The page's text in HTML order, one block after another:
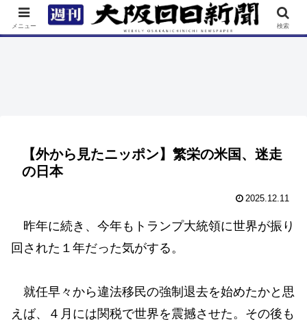
TOP 特集 ニュース 連載 街ネタ イベント
【外から見たニッポン】繁栄の米国、迷走
の日本
2025.12.11
昨年に続き、今年もトランプ大統領に世界が振り
回された１年だった気がする。
就任早々から違法移民の強制退去を始めたかと思
えば、４月には関税で世界を震撼させた。その後も
メニュー 検索